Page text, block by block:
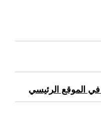
الموقع الرئيسي